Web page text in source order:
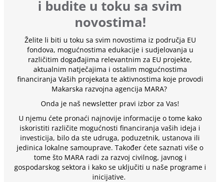
i budite u toku sa svim
novostima!
Želite li biti u toku sa svim novostima iz područja EU
fondova, mogućnostima edukacije i sudjelovanja u
različitim događajima relevantnim za EU projekte,
aktualnim natječajima i ostalim mogućnostima
financiranja Vaših projekata te aktivnostima koje provodi
Makarska razvojna agencija MARA?
Onda je naš newsletter pravi izbor za Vas!
U njemu ćete pronaći najnovije informacije o tome kako
iskoristiti različite mogućnosti financiranja vaših ideja i
investicija, bilo da ste udruga, poduzetnik, ustanova ili
jedinica lokalne samouprave. Također ćete saznati više o
tome što MARA radi za razvoj civilnog, javnog i
gospodarskog sektora i kako se uključiti u naše programe i
inicijative.